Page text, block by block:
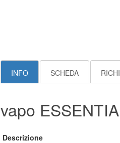
INFO SCHEDA
vapo
Descrizione